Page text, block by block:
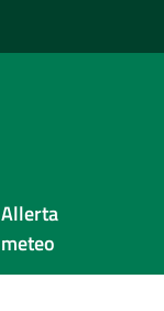
Allerta
meteo